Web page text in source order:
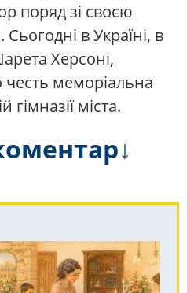
поряд зі своєю
в Україні, в
Херсоні,
меморіальна
міста.